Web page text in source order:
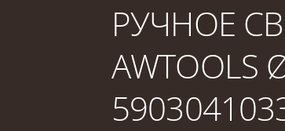
РУЧНОЕ
AWTOOLS